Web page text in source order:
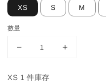
XS S M
數量
XS 1 件庫存